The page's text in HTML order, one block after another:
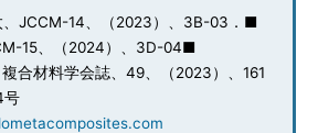
、JCCM-14、（2023）、3B-03．■
15、（2024）、3D-04■
複合材料学会誌、49、（2023）、161
号